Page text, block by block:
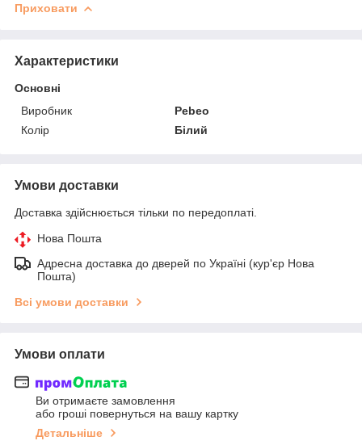
Приховати
Характеристики
Основні
Виробник
Pebeo
Колір
Білий
Умови доставки
Доставка здійснюється тільки по передоплаті.
Нова Пошта
Адресна доставка до дверей по Україні (кур'єр Нова
Пошта)
Всі умови доставки
Умови оплати
Ви отримаєте замовлення
або гроші повернуться на вашу картку
Детальніше